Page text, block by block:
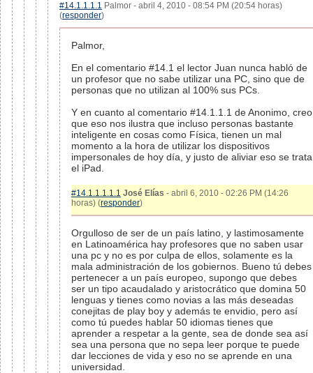
#14.1.1.1.1 Palmor - abril 4, 2010 - 08:54 PM (20:54 horas)
(responder)
Palmor,
En el comentario #14.1 el lector Juan nunca habló de
un profesor que no sabe utilizar una PC, sino que de
personas que no utilizan al 100% sus PCs.
Y en cuanto al comentario #14.1.1.1 de Anonimo, creo
que eso nos ilustra que incluso personas bastante
inteligente en cosas como Física, tienen un mal
momento a la hora de utilizar los dispositivos
impersonales de hoy día, y justo de aliviar eso se trata
el iPad.
#14.1.1.1.1.1 José Elías - abril 6, 2010 - 02:26 PM (14:26
horas) (responder)
Orgulloso de ser de un país latino, y lastimosamente
en Latinoamérica hay profesores que no saben usar
una pc y no es por culpa de ellos, solamente es la
mala administración de los gobiernos. Bueno tú debes
pertenecer a un país europeo, supongo que debes
ser un tipo acaudalado y aristocrático que domina 50
lenguas y tienes como novias a las más deseadas
conejitas de play boy y además te envidio, pero así
como tú puedes hablar 50 idiomas tienes que
aprender a respetar a la gente, sea de donde sea así
sea una persona que no sepa leer porque te puede
dar lecciones de vida y eso no se aprende en una
universidad.